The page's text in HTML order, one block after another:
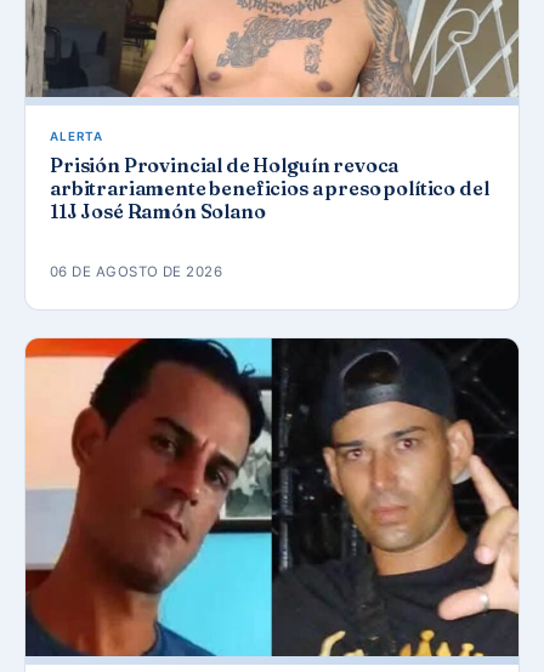
ALERTA
Prisión Provincial de Holguín revoca
arbitrariamente beneficios a preso político del
11J José Ramón Solano
06 DE AGOSTO DE 2026